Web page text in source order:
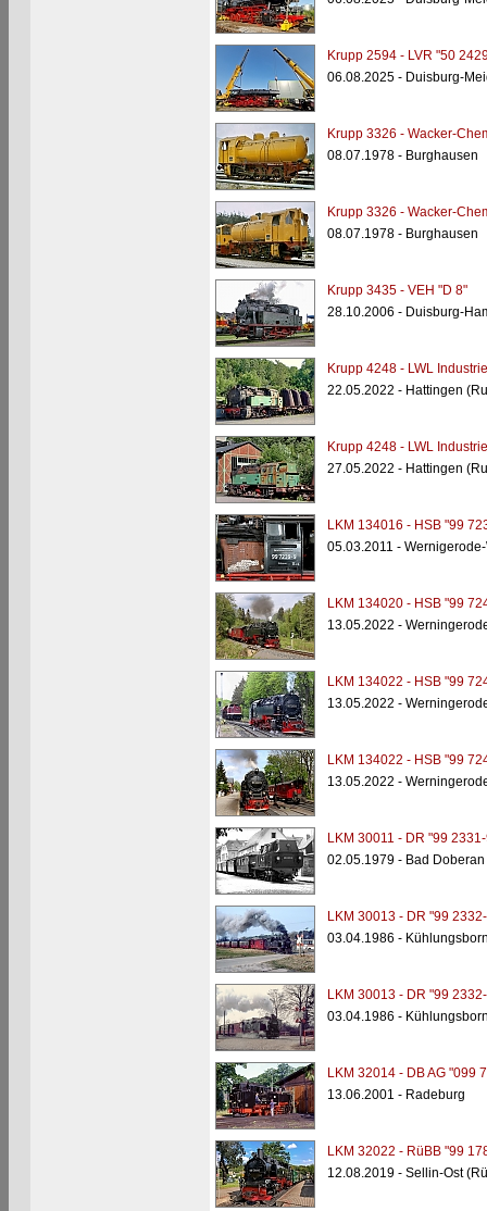
Krupp 2594 - LVR "50
06.08.2025 - Duisburg-
Krupp 3326 - Wacker-
08.07.1978 - Burghausen
Krupp 3326 - Wacker-
08.07.1978 - Burghausen
Krupp 3435 - VEH "D 8"
28.10.2006 - Duisburg-
Krupp 4248 - LWL
22.05.2022 - Hattingen
Krupp 4248 - LWL
27.05.2022 - Hattingen
LKM 134016 - HSB "99
05.03.2011 -
LKM 134020 - HSB "99
13.05.2022 -
LKM 134022 - HSB "99
13.05.2022 -
LKM 134022 - HSB "99
13.05.2022 -
LKM 30011 - DR "99
02.05.1979 - Bad Doberan
LKM 30013 - DR "99
03.04.1986 -
LKM 30013 - DR "99
03.04.1986 -
LKM 32014 - DB AG "099
13.06.2001 - Radeburg
LKM 32022 - RüBB "99
12.08.2019 - Sellin-Ost